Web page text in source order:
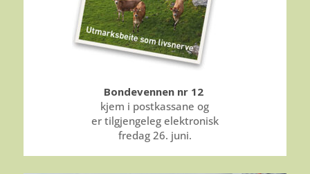
Bondevennen nr 12
kjem i postkassane og
er tilgjengeleg elektronisk
fredag 26. juni.